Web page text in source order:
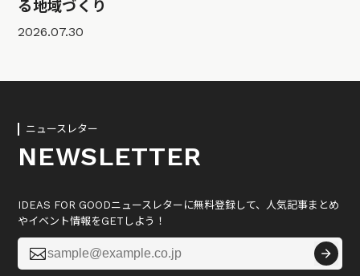
る地域づくり
2026.07.30
ニュースレター
NEWSLETTER
IDEAS FOR GOODニュースレターに無料登録して、人気記事まとめ
やイベント情報をGETしよう！
